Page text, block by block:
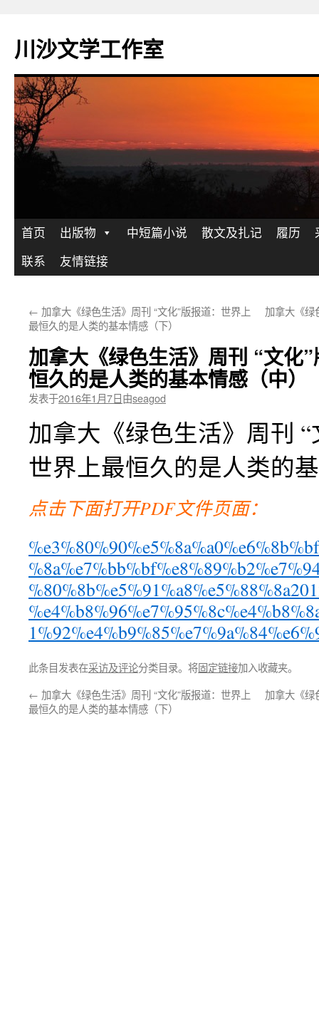
川沙文学工作室
跳
至
文
首页 出版物 中短篇小说 散文及扎记 履历
联系
友情链接
← 加拿大《绿色生活》周刊 “文化”版报道：世界上
最恒久的是人类的基本情感（下）
加拿大《绿
加拿大《绿色生活》周刊 “文化
恒久的是人类的基本情感（中）
发表于2016年1月7日由seagod
加拿大《绿色生活》周刊
世界上最恒久的是人类的
点击下面打开PDF文件页面：
此条目发表在采访及评论分类目录。将固定链接加入收藏夹。
← 加拿大《绿色生活》周刊 “文化”版报道：世界上
最恒久的是人类的基本情感（下）
加拿大《绿